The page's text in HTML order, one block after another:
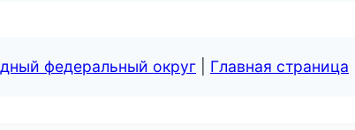
федеральный округ Главная страница